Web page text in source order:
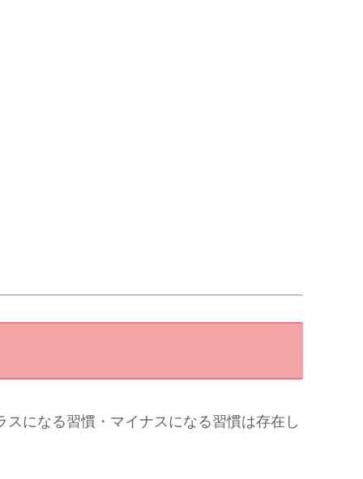
になる習慣・マイナスになる習慣は存在し